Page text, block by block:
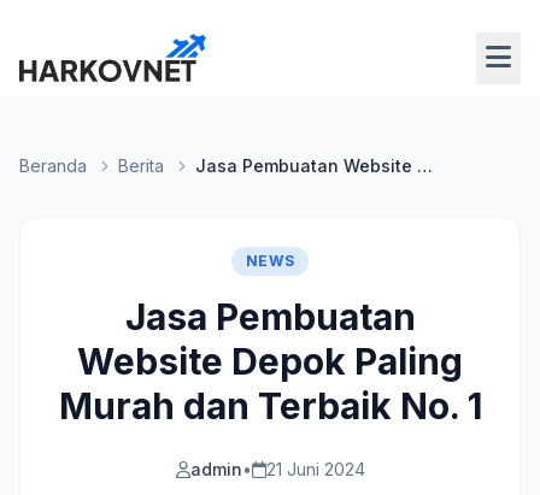
Beranda Berita Jasa Pembuatan Website Depok Paling Murah dan Terbaik No. 1
NEWS
Jasa Pembuatan
Website Depok Paling
Murah dan Terbaik No. 1
admin• 21 Juni 2024